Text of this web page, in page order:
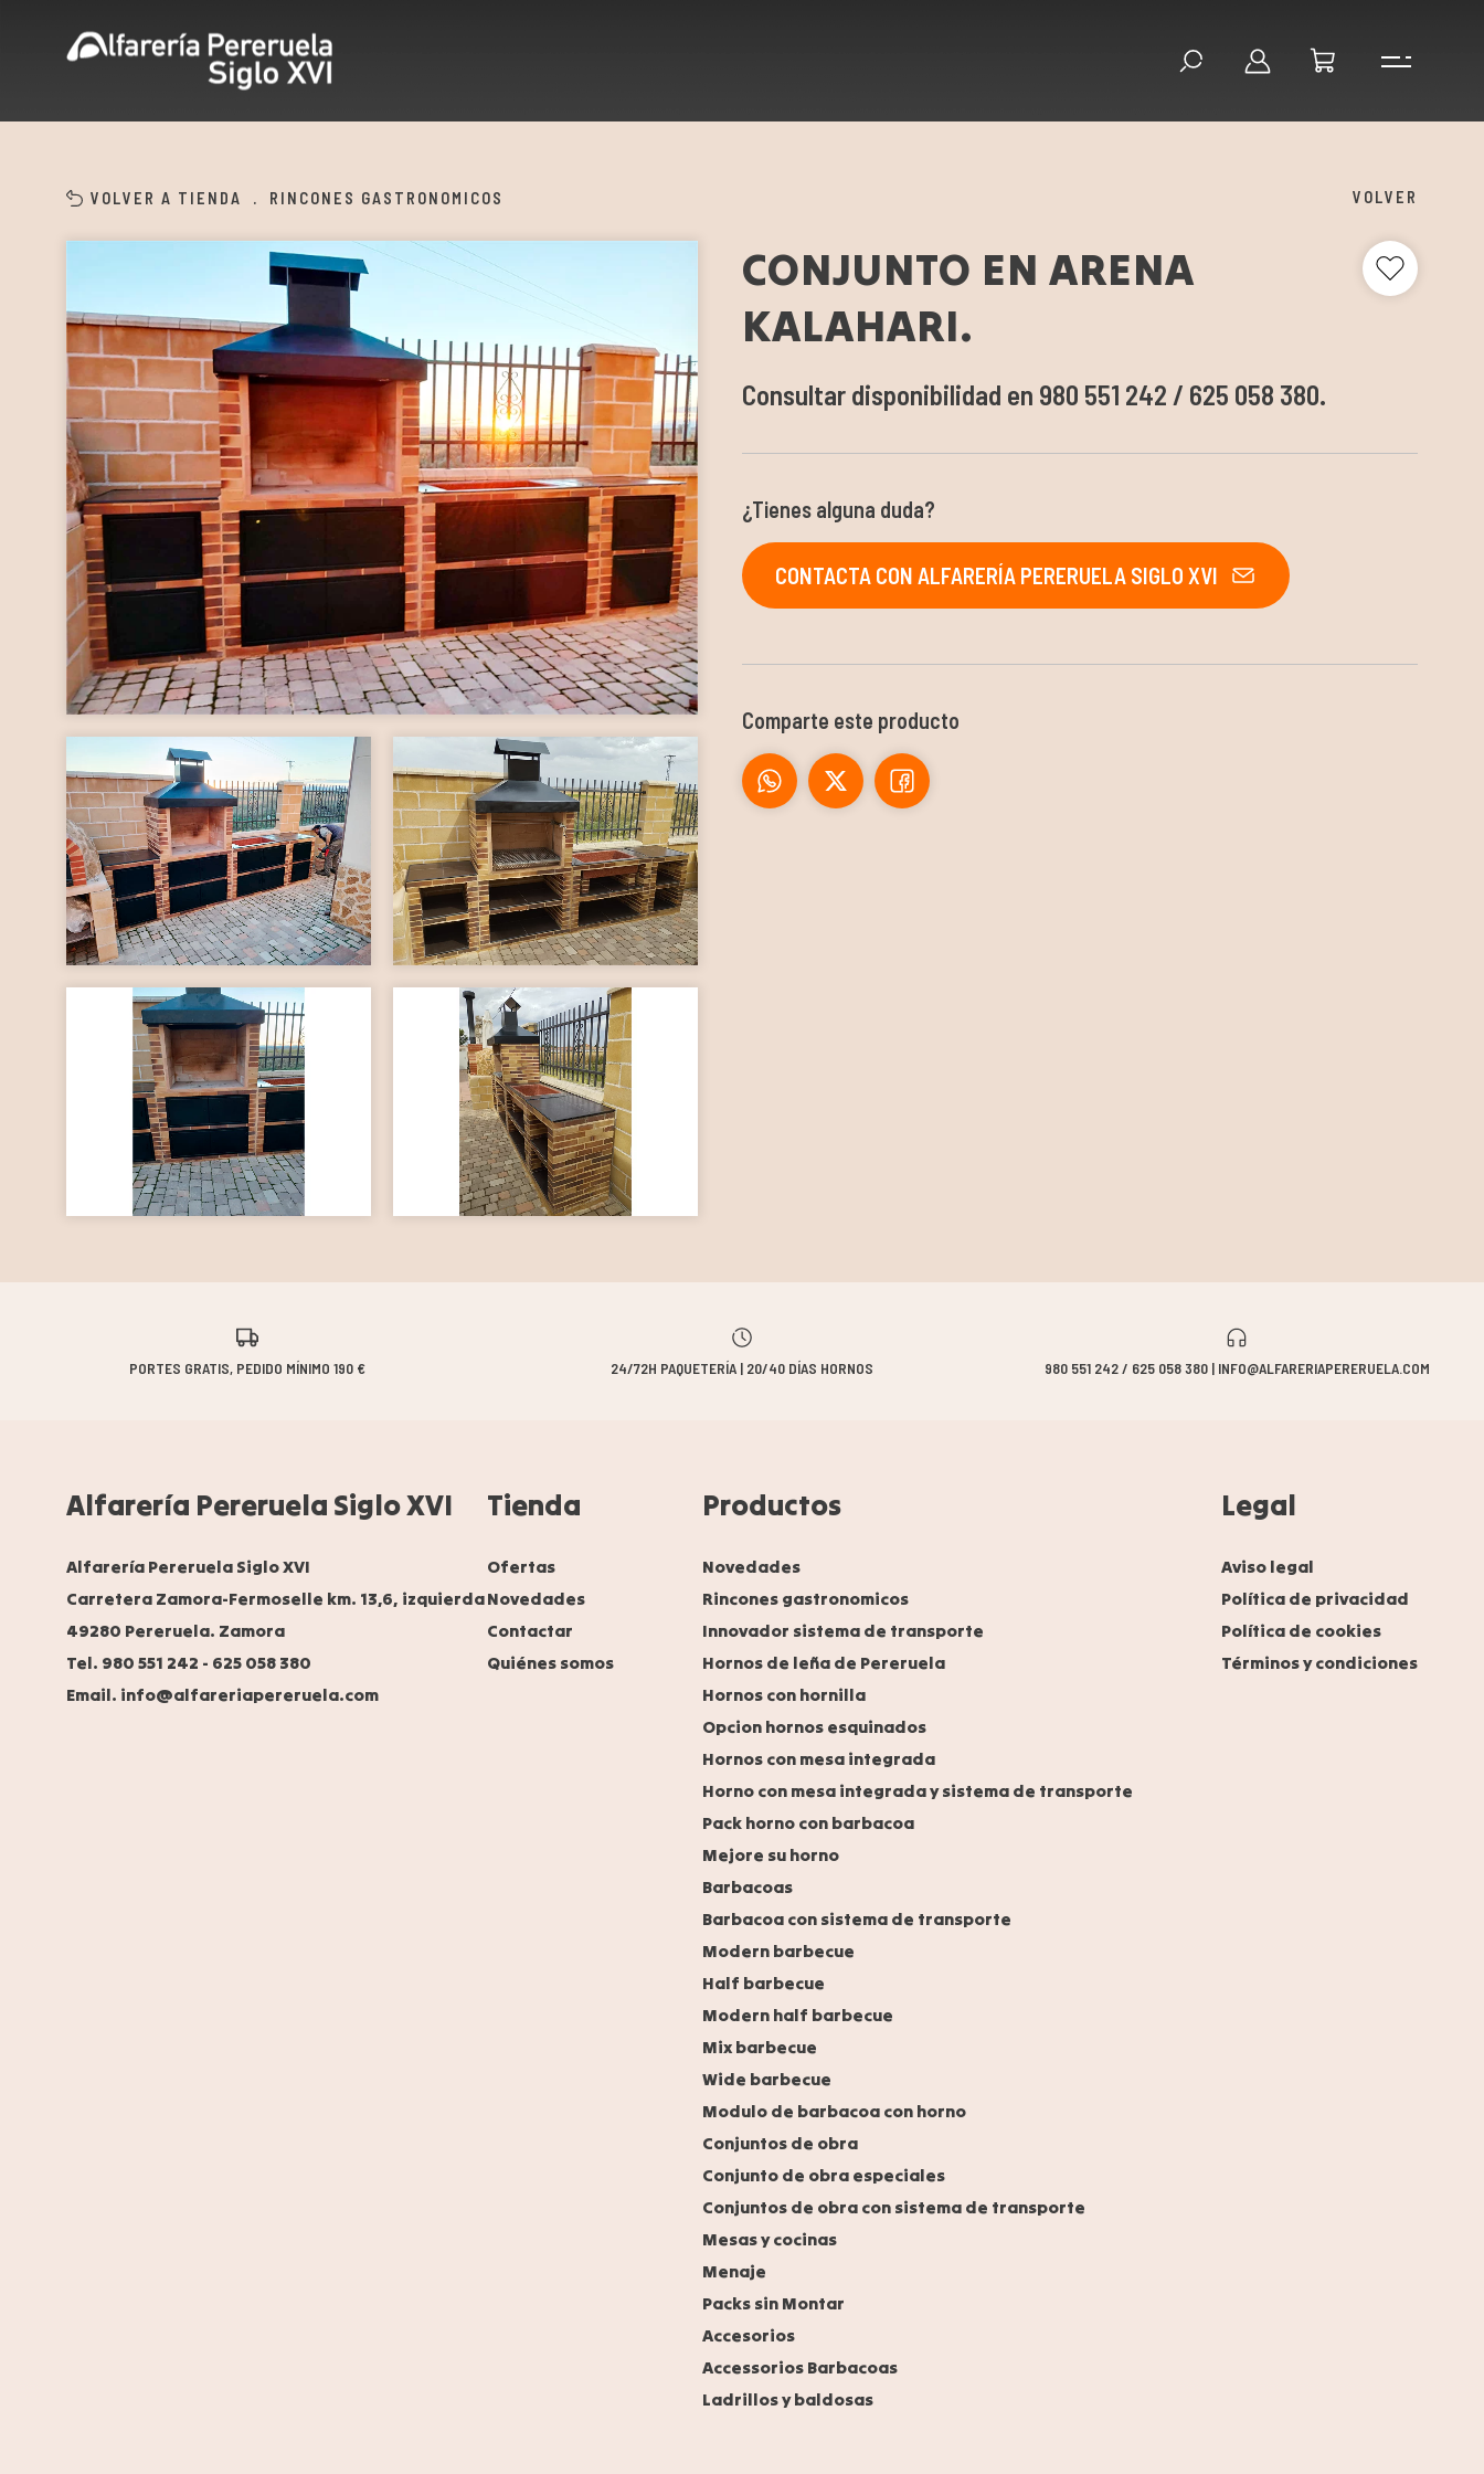
VOLVER A TIENDA . RINCONES GASTRONOMICOS VOLVER
CONJUNTO EN ARENA
KALAHARI.
Consultar disponibilidad en 980 551 242 / 625 058 380.
¿Tienes alguna duda?
CONTACTA CON ALFARERÍA PERERUELA SIGLO XVI
Comparte este producto
PORTES GRATIS, PEDIDO MÍNIMO 190 € 24/72H PAQUETERÍA | 20/40 DÍAS HORNOS 980 551 242 / 625 058 380 | INFO@ALFARERIAPERERUELA.COM
Alfarería Pereruela Siglo XVI
Alfarería Pereruela Siglo XVI
Carretera Zamora-Fermoselle km. 13,6, izquierda
49280 Pereruela. Zamora
Tel. 980 551 242 - 625 058 380
Email. info@alfareriapereruela.com
Tienda
Ofertas
Novedades
Contactar
Quiénes somos
Productos
Novedades
Rincones gastronomicos
Innovador sistema de transporte
Hornos de leña de Pereruela
Hornos con hornilla
Opcion hornos esquinados
Hornos con mesa integrada
Horno con mesa integrada y sistema de transporte
Pack horno con barbacoa
Mejore su horno
Barbacoas
Barbacoa con sistema de transporte
Modern barbecue
Half barbecue
Modern half barbecue
Mix barbecue
Wide barbecue
Modulo de barbacoa con horno
Conjuntos de obra
Conjunto de obra especiales
Conjuntos de obra con sistema de transporte
Mesas y cocinas
Menaje
Packs sin Montar
Accesorios
Accessorios Barbacoas
Ladrillos y baldosas
Legal
Aviso legal
Política de privacidad
Política de cookies
Términos y condiciones